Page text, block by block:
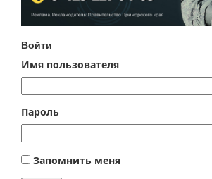
Войти
Имя пользователя
Пароль
Запомнить меня